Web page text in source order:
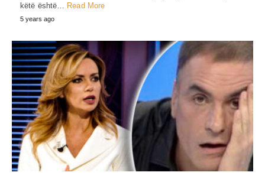
këtë është… Read More
5 years ago